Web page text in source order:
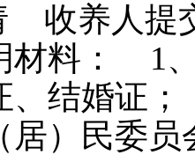
养人提
材料： 1
、结婚证
居）民委员